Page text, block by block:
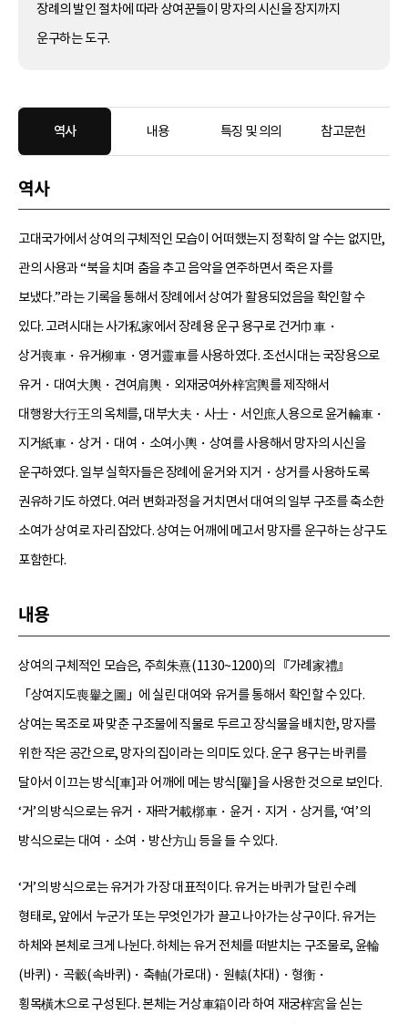
장례의 발인 절차에 따라 상여꾼들이 망자의 시신을 장지까지
운구하는 도구.
역사 내용 특징 및 의의 참고문헌
역사
고대국가에서 상여의 구체적인 모습이 어떠했는지 정확히 알 수는 없지만,
관의 사용과 “북을 치며 춤을 추고 음악을 연주하면서 죽은 자를
보냈다.”라는 기록을 통해서 장례에서 상여가 활용되었음을 확인할 수
있다. 고려시대는 사가私家에서 장례용 운구 용구로 건거巾車・
상거喪車・유거柳車・영거靈車를 사용하였다. 조선시대는 국장용으로
유거・대여大輿・견여肩輿・외재궁여外梓宮輿를 제작해서
대행왕大行王의 옥체를, 대부大夫・사士・서인庶人용으로 윤거輪車・
지거紙車・상거・대여・소여小輿・상여를 사용해서 망자의 시신을
운구하였다. 일부 실학자들은 장례에 윤거와 지거・상거를 사용하도록
권유하기도 하였다. 여러 변화과정을 거치면서 대여의 일부 구조를 축소한
소여가 상여로 자리 잡았다. 상여는 어깨에 메고서 망자를 운구하는 상구도
포함한다.
내용
상여의 구체적인 모습은, 주희朱熹(1130~1200)의 『가례家禮』
「상여지도喪轝之圖」에 실린 대여와 유거를 통해서 확인할 수 있다.
상여는 목조로 짜 맞춘 구조물에 직물로 두르고 장식물을 배치한, 망자를
위한 작은 공간으로, 망자의 집이라는 의미도 있다. 운구 용구는 바퀴를
달아서 이끄는 방식[車]과 어깨에 메는 방식[轝]을 사용한 것으로 보인다.
‘거’의 방식으로는 유거・재곽거載槨車・윤거・지거・상거를, ‘여’의
방식으로는 대여・소여・방산方山 등을 들 수 있다.
‘거’의 방식으로는 유거가 가장 대표적이다. 유거는 바퀴가 달린 수레
형태로, 앞에서 누군가 또는 무엇인가가 끌고 나아가는 상구이다. 유거는
하체와 본체로 크게 나뉜다. 하체는 유거 전체를 떠받치는 구조물로, 윤輪
(바퀴)・곡轂(속바퀴)・축軸(가로대)・원轅(차대)・형衡・
횡목橫木으로 구성된다. 본체는 거상車箱이라 하여 재궁梓宮을 싣는